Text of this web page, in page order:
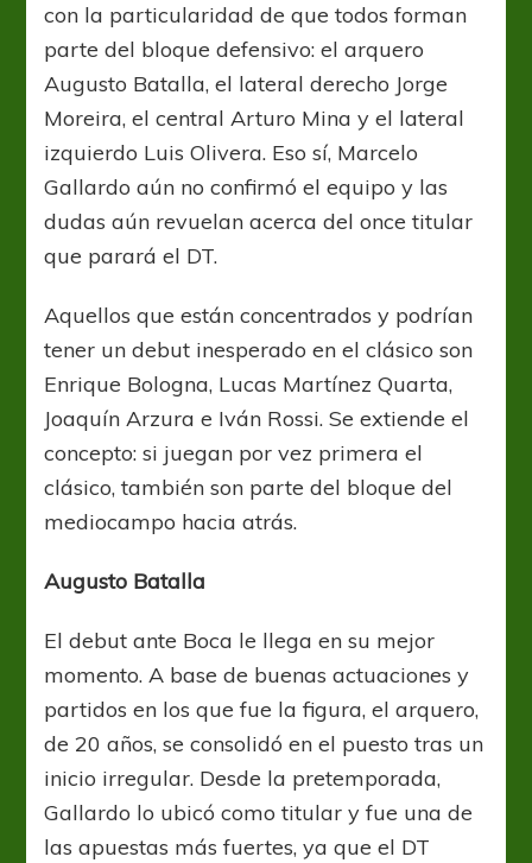
con la particularidad de que todos forman
parte del bloque defensivo: el arquero
Augusto Batalla, el lateral derecho Jorge
Moreira, el central Arturo Mina y el lateral
izquierdo Luis Olivera. Eso sí, Marcelo
Gallardo aún no confirmó el equipo y las
dudas aún revuelan acerca del once titular
que parará el DT.
Aquellos que están concentrados y podrían
tener un debut inesperado en el clásico son
Enrique Bologna, Lucas Martínez Quarta,
Joaquín Arzura e Iván Rossi. Se extiende el
concepto: si juegan por vez primera el
clásico, también son parte del bloque del
mediocampo hacia atrás.
Augusto Batalla
El debut ante Boca le llega en su mejor
momento. A base de buenas actuaciones y
partidos en los que fue la figura, el arquero,
de 20 años, se consolidó en el puesto tras un
inicio irregular. Desde la pretemporada,
Gallardo lo ubicó como titular y fue una de
las apuestas más fuertes, ya que el DT